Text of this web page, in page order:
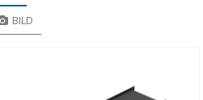
BILD